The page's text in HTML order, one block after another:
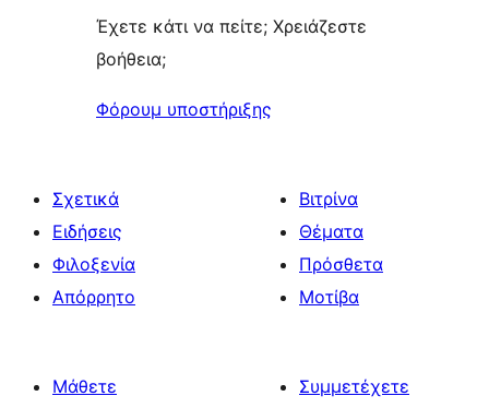
Έχετε κάτι να πείτε; Χρειάζεστε
βοήθεια;
Φόρουμ υποστήριξης
Σχετικά
Ειδήσεις
Φιλοξενία
Απόρρητο
Βιτρίνα
Θέματα
Πρόσθετα
Μοτίβα
Μάθετε
Συμμετέχετε